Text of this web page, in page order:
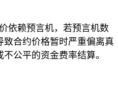
依赖预言机，若预言机数
合约价格暂时严重偏离真
公平的资金费率结算。